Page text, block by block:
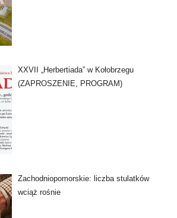
XXVII „Herbertiada” w Kołobrzegu
(ZAPROSZENIE, PROGRAM)
Zachodniopomorskie: liczba stulatków
wciąż rośnie